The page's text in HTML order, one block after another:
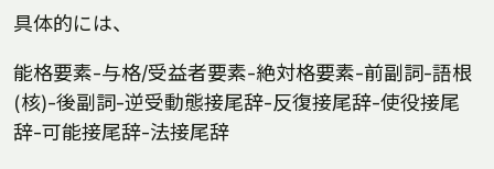
具体的には、
能格要素-与格/受益者要素-絶対格要素-前副詞-語根
(核)-後副詞-逆受動態接尾辞-反復接尾辞-使役接尾
辞-可能接尾辞-法接尾辞